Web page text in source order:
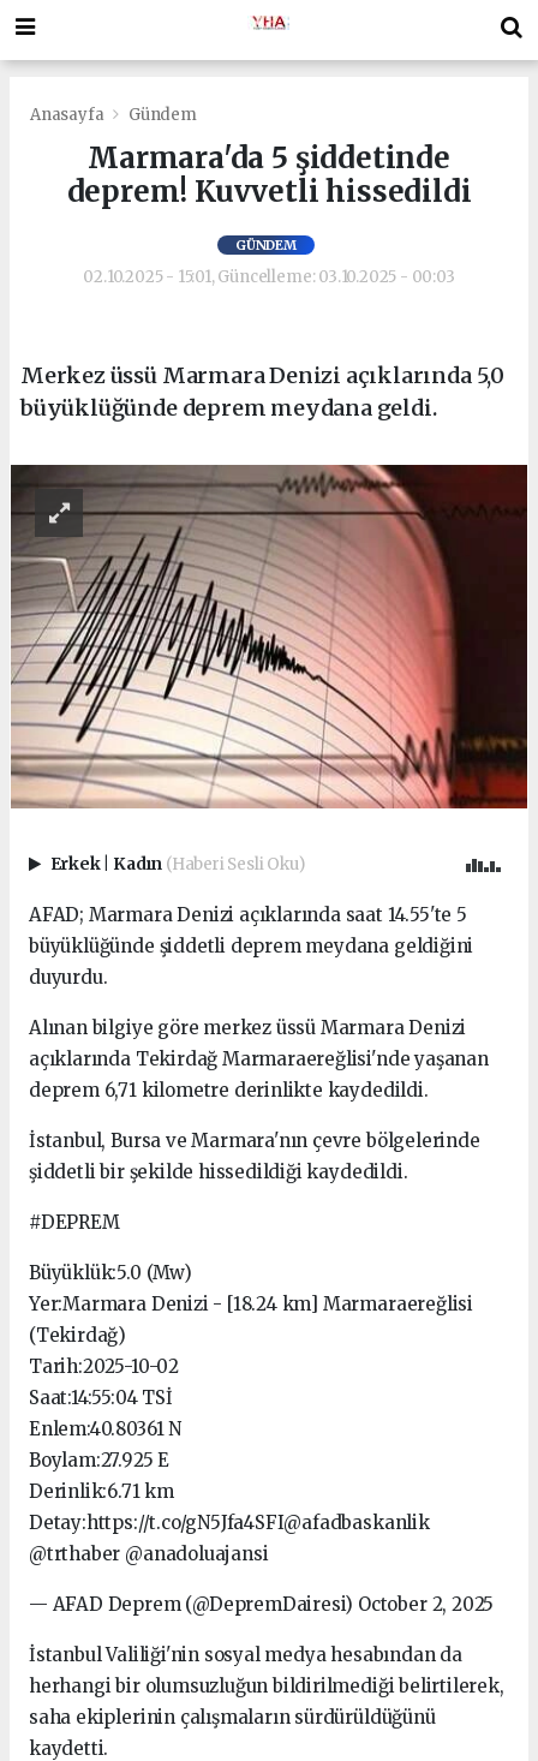
Anasayfa Gündem
Marmara'da 5 şiddetinde
deprem! Kuvvetli hissedildi
GÜNDEM
02.10.2025 - 15:01, Güncelleme: 03.10.2025 - 00:03
Merkez üssü Marmara Denizi açıklarında 5,0
büyüklüğünde deprem meydana geldi.
Erkek Kadın (Haberi Sesli Oku)
AFAD; Marmara Denizi açıklarında saat 14.55'te 5
büyüklüğünde şiddetli deprem meydana geldiğini
duyurdu.
Alınan bilgiye göre merkez üssü Marmara Denizi
açıklarında Tekirdağ Marmaraereğlisi'nde yaşanan
deprem 6,71 kilometre derinlikte kaydedildi.
İstanbul, Bursa ve Marmara'nın çevre bölgelerinde
şiddetli bir şekilde hissedildiği kaydedildi.
#DEPREM
Büyüklük:5.0 (Mw)
Yer:Marmara Denizi - [18.24 km] Marmaraereğlisi
(Tekirdağ)
Tarih:2025-10-02
Saat:14:55:04 TSİ
Enlem:40.80361 N
Boylam:27.925 E
Derinlik:6.71 km
Detay:https://t.co/gN5Jfa4SFI@afadbaskanlik
@trthaber @anadoluajansi
— AFAD Deprem (@DepremDairesi) October 2, 2025
İstanbul Valiliği'nin sosyal medya hesabından da
herhangi bir olumsuzluğun bildirilmediği belirtilerek,
saha ekiplerinin çalışmaların sürdürüldüğünü
kaydetti.